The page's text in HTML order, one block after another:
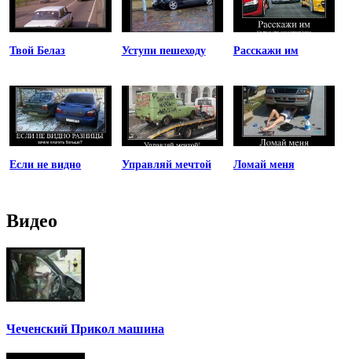
Твой Белаз Уступи пешеходу Расскажи им
Если не видно Управляй мечтой Ломай меня
Видео
Чеченский Прикол машина